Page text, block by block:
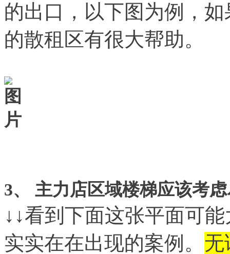
的出口，以下图为例，
的散租区有很大帮助。
3、 主力店区域楼梯应该考
↓↓看到下面这张平面可
实实在在出现的案例。 无